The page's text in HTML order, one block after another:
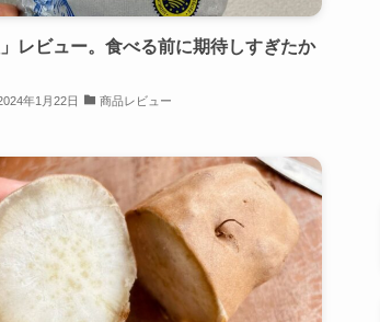
」レビュー。食べる前に期待しすぎたか
年1月22日 商品レビュー